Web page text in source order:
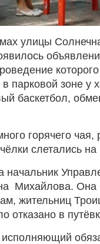
улицы
парковой зоне у
баскетбол,
горячего чая,
слетались
начальник
Михайлова.
жительниц
в